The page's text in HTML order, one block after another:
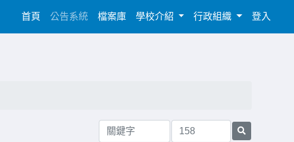
首頁(current)
公告系統 檔案庫 學校介紹 行政組織 登入